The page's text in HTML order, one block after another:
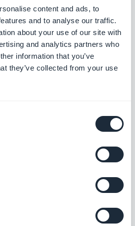
content and ads, to
and to analyse our traffic.
about your use of our site with
and analytics partners who
information that you’ve
they’ve collected from your use
liées au Design sont également
l'application puisse être
facile d’utilisation. En
quatre jours, Andrew
principalement utilisée par